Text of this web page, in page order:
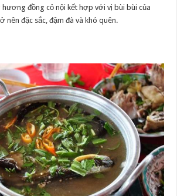
hương đồng cỏ nội kết hợp với vị bùi bùi của
nên đặc sắc, đậm đà và khó quên.